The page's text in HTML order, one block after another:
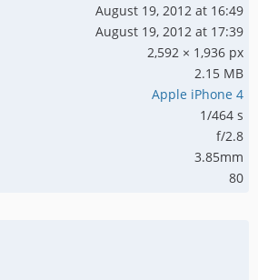
August 19, 2012 at 16:49
August 19, 2012 at 17:39
2,592 × 1,936 px
2.15 MB
Apple iPhone 4
1/464 s
f/2.8
3.85mm
80